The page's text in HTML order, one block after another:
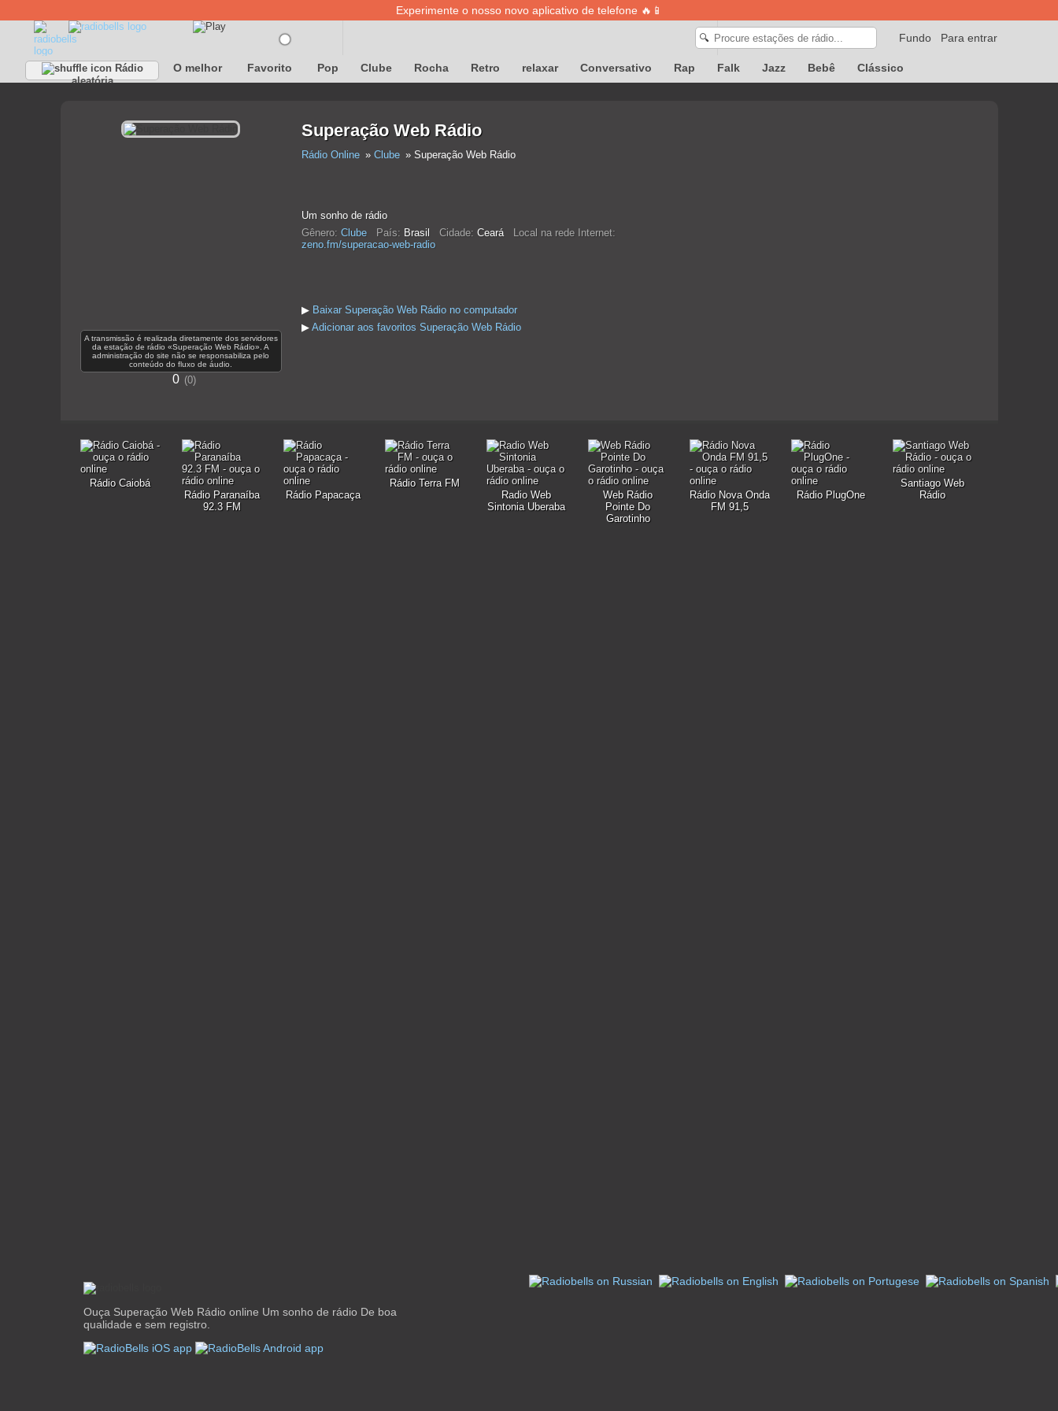
Experimente o nosso novo aplicativo de telefone 🔥📱
Para entrar
Fundo
🔍
Rádio
aleatória
O melhor Favorito Pop Clube Rocha Retro relaxar Conversativo Rap Falk Jazz Bebê Clássico
A transmissão é realizada diretamente dos servidores
da estação de rádio «Superação Web Rádio». A
administração do site não se responsabiliza pelo
conteúdo do fluxo de áudio.
0 0
Superação Web Rádio
Rádio Online Clube Superação Web Rádio
Um sonho de rádio
Gênero: Clube País: Brasil Cidade: Ceará
Local na rede Internet:
zeno.fm/superacao-web-radio
▶ Baixar Superação Web Rádio no computador
▶ Adicionar aos favoritos Superação Web Rádio
Rádio Caiobá
Rádio Paranaíba
92.3 FM
Rádio Papacaça
Rádio Terra FM
Radio Web
Sintonia Uberaba
Web Rádio
Pointe Do
Garotinho
Rádio Nova Onda
FM 91,5
Rádio PlugOne
Santiago Web
Rádio
Ouça Superação Web Rádio online Um sonho de rádio De boa
qualidade e sem registro.